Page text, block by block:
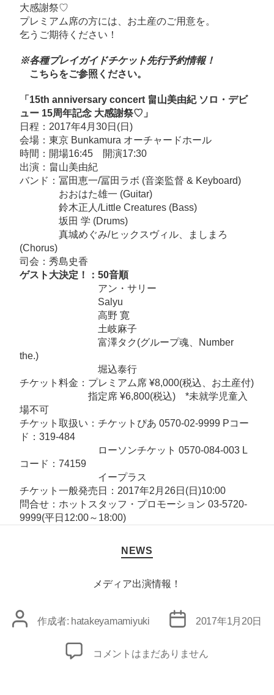
「15th
anniversary
concert
畠
美
由
紀
ソ
ロ・
デ
ビ
ュ
ー
年
記
念
大
感
祭
♡」
催！
の
大感謝祭♡
プレミアム席の方には、お土産のご用意を。
乞うご期待ください！
※各種プレイガイドチケット先行予約情報！
こちらをご参照ください。
「15th anniversary concert 畠山美由紀 ソロ・デビ
ュー 15周年記念 大感謝祭♡」
日程：2017年4月30日(日)
会場：東京 Bunkamura オーチャードホール
時間：開場16:45 開演17:30
出演：畠山美由紀
バンド： 冨田恵一/冨田ラボ (音楽監督 & Keyboard)
おおはた雄一 (Guitar)
鈴木正人 /Little Creatures (Bass)
坂田 学 (Drums)
真城めぐみ/ヒックスヴィル、ましまろ
(Chorus)
司会： 秀島史香
ゲスト大決定！：50音順
アン・サリー
Salyu
高野 寛
土岐麻子
富澤タク (グループ魂、Number
the.)
堀込泰行
チケット料金：プレミアム席 ¥8,000(税込、お土産付)
指定席 ¥6,800(税込) *未就学児童入
場不可
チケット取扱い： チケットぴあ 0570-02-9999 Pコー
ド：319-484
ローソンチケット 0570-084-003 L
コード：74159
イープラス
チケット一般発売日：2017年2月26日(日)10:00
問合せ： ホットスタッフ・プロモーション 03-5720-
9999(平日12:00～18:00)
カ
テ
リ
NEWS
メディア出演情報！
投
作成者: hatakeyamamiyuki
投
日
2017年1月20日
メ
コメントはまだありません